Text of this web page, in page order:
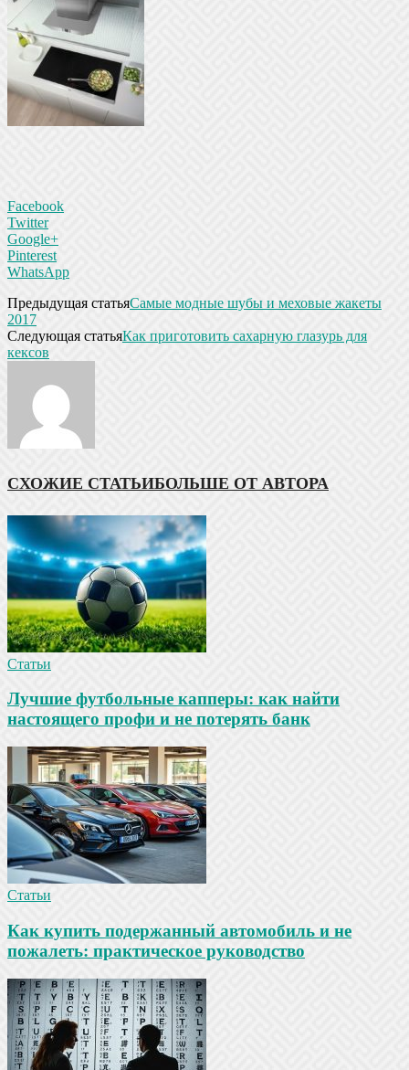
Facebook
Twitter
Google+
Pinterest
WhatsApp
Предыдущая статьяСамые модные шубы и меховые жакеты
2017
Следующая статьяКак приготовить сахарную глазурь для
кексов
СХОЖИЕ СТАТЬИБОЛЬШЕ ОТ АВТОРА
Статьи
Лучшие футбольные капперы: как найти
настоящего профи и не потерять банк
Статьи
Как купить подержанный автомобиль и не
пожалеть: практическое руководство